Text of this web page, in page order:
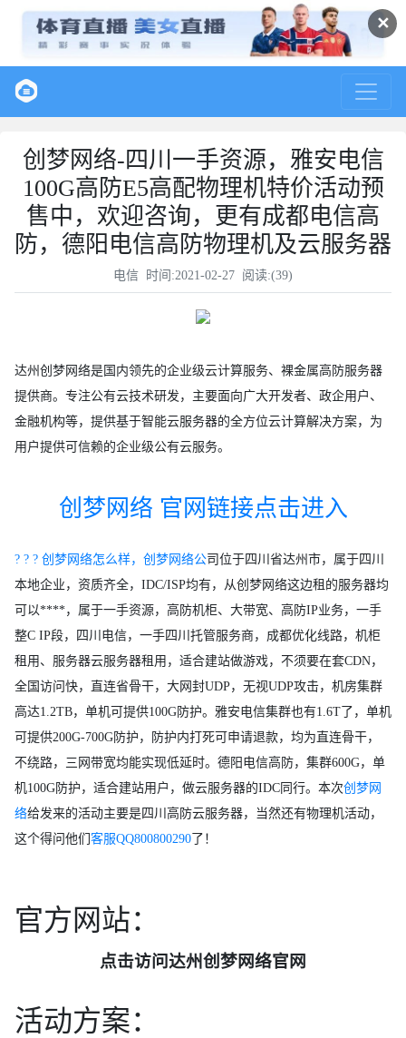
✕
创梦网络-四川一手资源，雅安电信
100G高防E5高配物理机特价活动预
售中，欢迎咨询，更有成都电信高
防，德阳电信高防物理机及云服务器
电信 时间:2021-02-27 阅读:(39)
达州创梦网络是国内领先的企业级云计算服务、裸金属高防服务器
提供商。专注公有云技术研发，主要面向广大开发者、政企用户、
金融机构等，提供基于智能云服务器的全方位云计算解决方案，为
用户提供可信赖的企业级公有云服务。
创梦网络 官网链接点击进入
? ? ? 创梦网络怎么样，创梦网络公司位于四川省达州市，属于四川
本地企业，资质齐全，IDC/ISP均有，从创梦网络这边租的服务器均
可以****，属于一手资源，高防机柜、大带宽、高防IP业务，一手
整C IP段，四川电信，一手四川托管服务商，成都优化线路，机柜
租用、服务器云服务器租用，适合建站做游戏，不须要在套CDN，
全国访问快，直连省骨干，大网封UDP，无视UDP攻击，机房集群
高达1.2TB，单机可提供100G防护。雅安电信集群也有1.6T了，单机
可提供200G-700G防护，防护内打死可申请退款，均为直连骨干，
不绕路，三网带宽均能实现低延时。德阳电信高防，集群600G，单
机100G防护，适合建站用户，做云服务器的IDC同行。本次创梦网
络给发来的活动主要是四川高防云服务器，当然还有物理机活动，
这个得问他们客服QQ800800290了！
官方网站：
点击访问达州创梦网络官网
活动方案：